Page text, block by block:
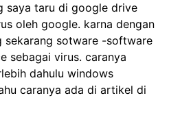
saya taru di google drive
oleh google. karna dengan
sekarang sotware -software
sebagai virus. caranya
dahulu windows
caranya ada di artikel di